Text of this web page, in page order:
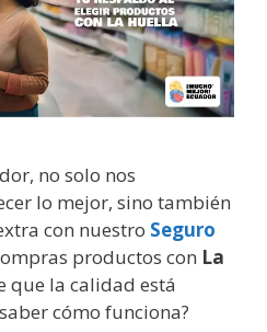
no solo nos
lo mejor, sino también
con nuestro Seguro
productos con La
que la calidad está
cómo funciona?